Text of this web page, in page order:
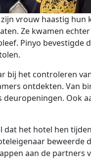
vrouw haastig
Ze kwamen
Pinyo bevestigde
bij het controleren
ontdekten. Van
deuropeningen. Ook
dat het hotel hen
aan de partners